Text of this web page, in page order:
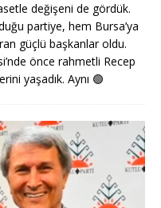
değişeni de gördük.
partiye, hem Bursa’ya
güçlü başkanlar oldu.
önce rahmetli Recep
yaşadık. Aynı 🟢